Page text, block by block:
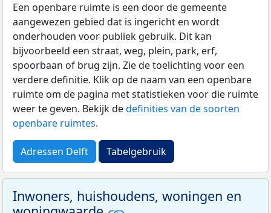
Een openbare ruimte is een door de gemeente
aangewezen gebied dat is ingericht en wordt
onderhouden voor publiek gebruik. Dit kan
bijvoorbeeld een straat, weg, plein, park, erf,
spoorbaan of brug zijn. Zie de toelichting voor een
verdere definitie. Klik op de naam van een openbare
ruimte om de pagina met statistieken voor die ruimte
weer te geven. Bekijk dedefinities van de soorten
openbare ruimtes.
Adressen Delft Tabelgebruik
Inwoners, huishoudens, woningen en